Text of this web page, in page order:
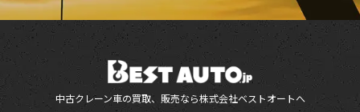
中古クレーン車の買取、販売なら株式会社ベストオートへ